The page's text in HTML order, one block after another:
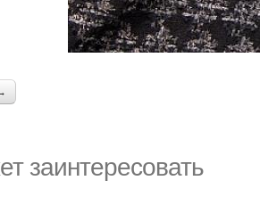
заинтересовать